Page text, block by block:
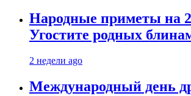
Народные приметы на
Угостите родных
2 недели ago
Международный день